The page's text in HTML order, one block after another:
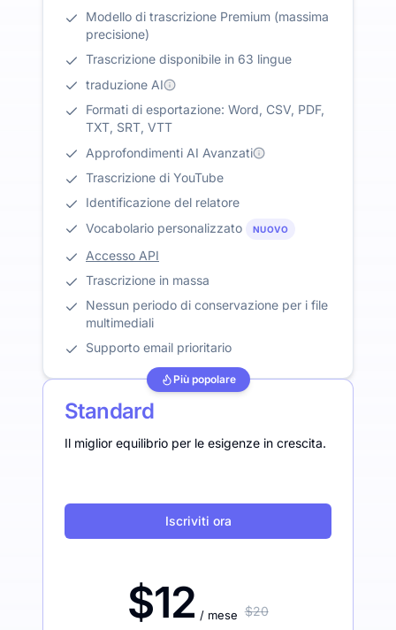
Modello di trascrizione Premium (massima
precisione)
Trascrizione disponibile in 63 lingue
traduzione AI
Formati di esportazione: Word, CSV, PDF,
TXT, SRT, VTT
Approfondimenti AI Avanzati
Trascrizione di YouTube
Identificazione del relatore
Vocabolario personalizzato
NUOVO
Accesso API
Trascrizione in massa
Nessun periodo di conservazione per i file
multimediali
Supporto email prioritario
Più popolare
Standard
Il miglior equilibrio per le esigenze in crescita.
Iscriviti ora
$12 / mese $20